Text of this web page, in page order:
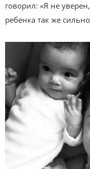
говорил: «Я не
ребенка так же